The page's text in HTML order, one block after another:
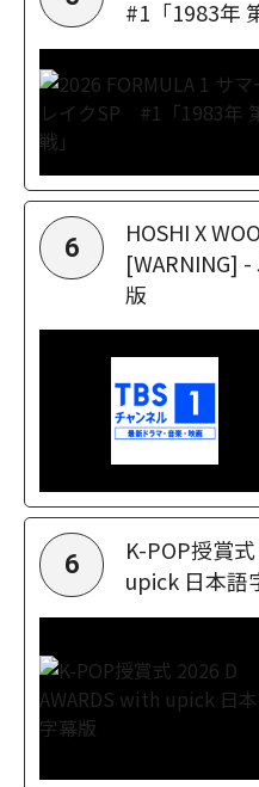
#1「1983年
6
HOSHI X
[WARNING] -
版
6
K-POP授賞
upick 日本語